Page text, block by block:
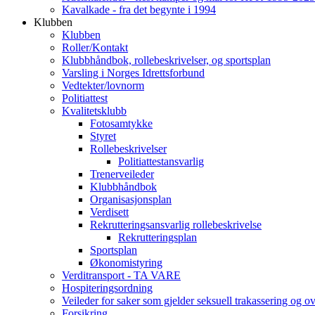
Kavalkade - fra det begynte i 1994
Klubben
Klubben
Roller/Kontakt
Klubbhåndbok, rollebeskrivelser, og sportsplan
Varsling i Norges Idrettsforbund
Vedtekter/lovnorm
Politiattest
Kvalitetsklubb
Fotosamtykke
Styret
Rollebeskrivelser
Politiattestansvarlig
Trenerveileder
Klubbhåndbok
Organisasjonsplan
Verdisett
Rekrutteringsansvarlig rollebeskrivelse
Rekrutteringsplan
Sportsplan
Økonomistyring
Verditransport - TA VARE
Hospiteringsordning
Veileder for saker som gjelder seksuell trakassering og